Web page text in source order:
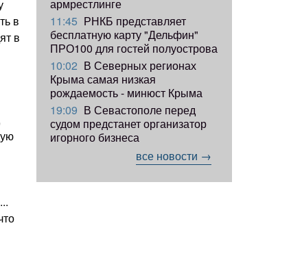
в
в
армрестлинге
11:45 РНКБ представляет
бесплатную карту "Дельфин"
ПРО100 для гостей полуострова
10:02 В Северных регионах
Крыма самая низкая
рождаемость - минюст Крыма
19:09 В Севастополе перед
судом предстанет организатор
игорного бизнеса
все новости →